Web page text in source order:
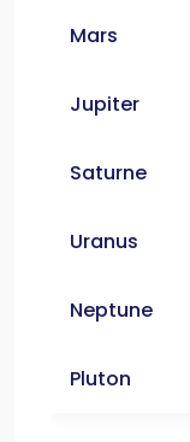
Mars
Jupiter
Saturne
Uranus
Neptune
Pluton